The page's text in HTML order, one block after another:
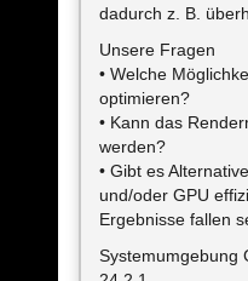
dadurch z. B.
Unsere Fragen
• Welche
optimieren?
• Kann das
werden?
• Gibt es
und/oder GPU
Ergebnisse fallen
Systemumgebung